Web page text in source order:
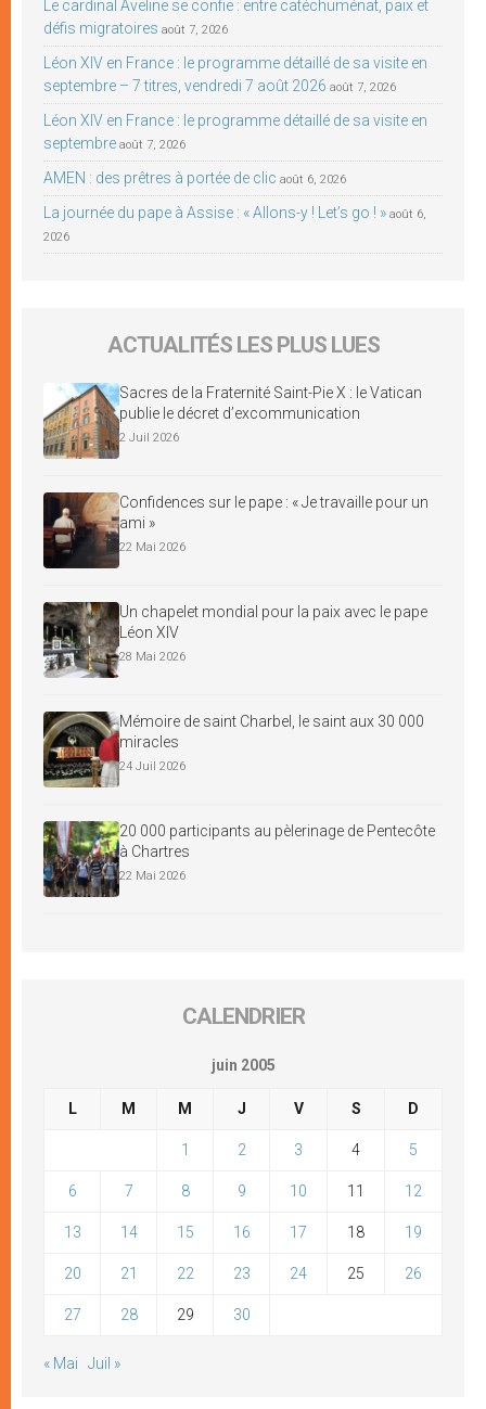
Le cardinal Aveline se confie : entre catéchuménat, paix et
défis migratoires août 7, 2026
Léon XIV en France : le programme détaillé de sa visite en
septembre – 7 titres, vendredi 7 août 2026 août 7, 2026
Léon XIV en France : le programme détaillé de sa visite en
septembre août 7, 2026
AMEN : des prêtres à portée de clic août 6, 2026
La journée du pape à Assise : « Allons-y ! Let’s go ! » août 6,
2026
ACTUALITÉS LES PLUS LUES
Sacres de la Fraternité Saint-Pie X : le Vatican
publie le décret d’excommunication
2 Juil 2026
Confidences sur le pape : « Je travaille pour un
ami »
22 Mai 2026
Un chapelet mondial pour la paix avec le pape
Léon XIV
28 Mai 2026
Mémoire de saint Charbel, le saint aux 30 000
miracles
24 Juil 2026
20 000 participants au pèlerinage de Pentecôte
à Chartres
22 Mai 2026
CALENDRIER
juin 2005
L M M J V S D
1 2 3 4 5
6 7 8 9 10 11 12
13 14 15 16 17 18 19
20 21 22 23 24 25 26
27 28 29 30
« Mai Juil »